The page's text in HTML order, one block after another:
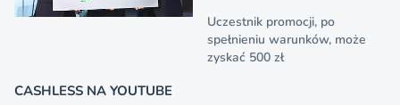
Uczestnik promocji, po
spełnieniu warunków, może
zyskać 500 zł
CASHLESS NA YOUTUBE